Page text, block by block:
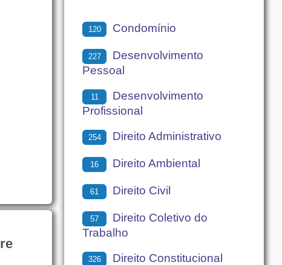
120 Condomínio
227
Desenvolvimento
Pessoal
11
Desenvolvimento
Profissional
254 Direito Administrativo
16 Direito Ambiental
61 Direito Civil
57
Direito Coletivo do
Trabalho
326 Direito Constitucional